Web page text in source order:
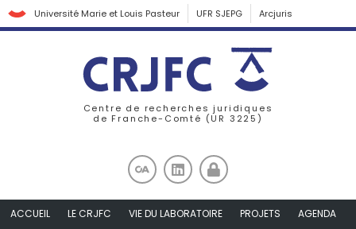
Université Marie et Louis Pasteur UFR SJEPG Arcjuris
Centre de recherches juridiques
de Franche-Comté (UR 3225)
ACCUEIL LE CRJFC VIE DU LABORATOIRE PROJETS
AGENDA